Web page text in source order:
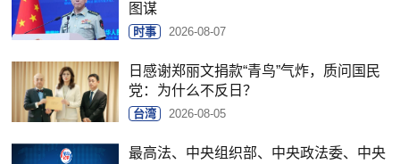
图谋
时事 2026-08-07
日感谢郑丽文捐款“青鸟”气炸，质问国民
党：为什么不反日？
台湾 2026-08-05
最高法、中央组织部、中央政法委、中央